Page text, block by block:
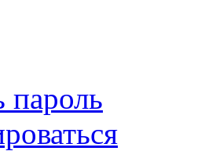
пароль